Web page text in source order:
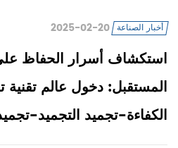
أخبار الصناعة 2025-02-20
استكشاف أسرار الحفاظ
المستقبل: دخول عالم تقنية
الكفاءة-تجميد التجميد-